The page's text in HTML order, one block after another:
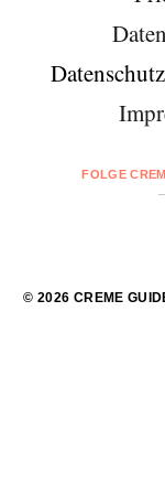
FOLGE
© 2026 CREME